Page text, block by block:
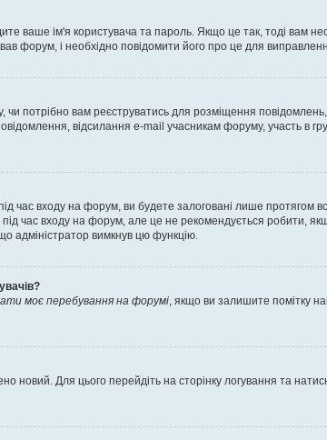
ваше ім'я користувача та пароль. Якщо це так, тоді вам
форум, і необхідно повідомити його про це для
потрібно вам реєструватись для розміщення
відсилання e-mail учасникам форуму, участь в
час входу на форум, ви будете залоговані лише протягом
час входу на форум, але це не рекомендується робити,
що адміністратор вимкнув цю функцію.
моє перебування на форумі, якщо ви залишите помітку
новий. Для цього перейдіть на сторінку логування та